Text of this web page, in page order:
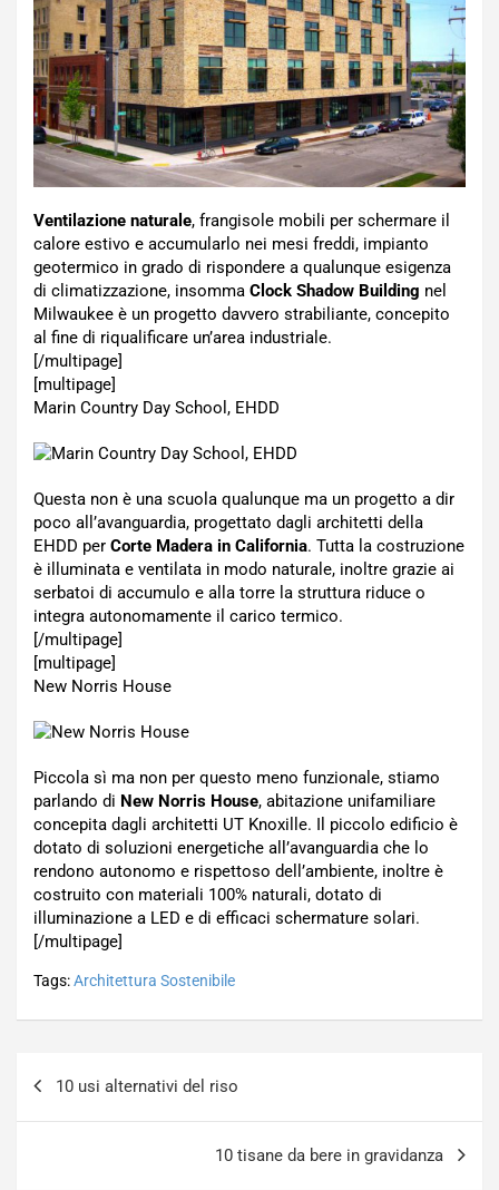
Ventilazione naturale, frangisole mobili per schermare il
calore estivo e accumularlo nei mesi freddi, impianto
geotermico in grado di rispondere a qualunque esigenza
di climatizzazione, insomma Clock Shadow Building nel
Milwaukee è un progetto davvero strabiliante, concepito
al fine di riqualificare un’area industriale.
[/multipage]
[multipage]
Marin Country Day School, EHDD
Questa non è una scuola qualunque ma un progetto a dir
poco all’avanguardia, progettato dagli architetti della
EHDD per Corte Madera in California. Tutta la costruzione
è illuminata e ventilata in modo naturale, inoltre grazie ai
serbatoi di accumulo e alla torre la struttura riduce o
integra autonomamente il carico termico.
[/multipage]
[multipage]
New Norris House
Piccola sì ma non per questo meno funzionale, stiamo
parlando di New Norris House, abitazione unifamiliare
concepita dagli architetti UT Knoxille. Il piccolo edificio è
dotato di soluzioni energetiche all’avanguardia che lo
rendono autonomo e rispettoso dell’ambiente, inoltre è
costruito con materiali 100% naturali, dotato di
illuminazione a LED e di efficaci schermature solari.
[/multipage]
Tags:Architettura Sostenibile
10 usi alternativi del riso
10 tisane da bere in gravidanza